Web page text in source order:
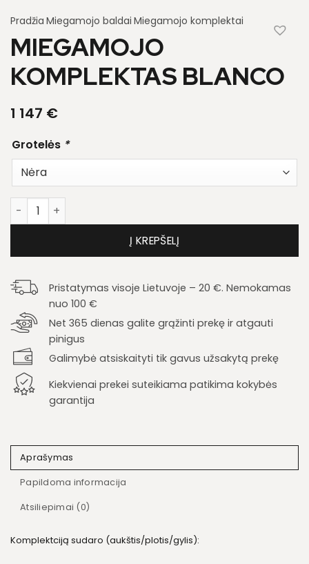
Pradžia Miegamojo baldai Miegamojo komplektai
MIEGAMOJO
KOMPLEKTAS BLANCO
1 147 €
Grotelės *
produkto kiekis: Miegamojo komplektas Blanco
Į KREPŠELĮ
Pristatymas visoje Lietuvoje – 20 €. Nemokamas
nuo 100 €
Net 365 dienas galite grąžinti prekę ir atgauti
pinigus
Galimybė atsiskaityti tik gavus užsakytą prekę
Kiekvienai prekei suteikiama patikima kokybės
garantija
Aprašymas
Papildoma informacija
Atsiliepimai (0)
Komplektciją sudaro (aukštis/plotis/gylis):